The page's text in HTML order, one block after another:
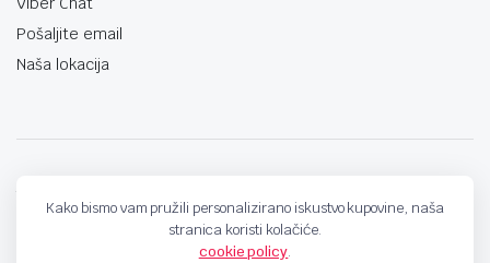
Pošaljite email
Naša lokacija
Kako bismo vam pružili personalizirano iskustvo kupovine, naša
stranica koristi kolačiće.
cookie policy.